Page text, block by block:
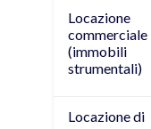
Locazione
commerciale
(immobili
strumentali)
Locazione di